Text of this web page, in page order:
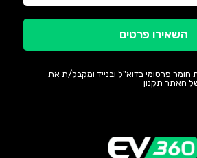
פרסומי בדוא"ל ובנייד ומקבל/ת את
של האתר תקנון
השאירו פרטים